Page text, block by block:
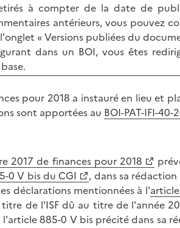
à compter de la date de
antérieurs, vous pouvez
« Versions publiées du
dans un BOI, vous êtes
pour 2018 a instauré en lieu et
sont apportées au BOI-PAT-IFI-40-
2017 de finances pour 2018
0 V bis du CGI
, dans sa
déclarations mentionnées à l'
de l'ISF dû au titre de l'année
885-0 V bis précité dans sa